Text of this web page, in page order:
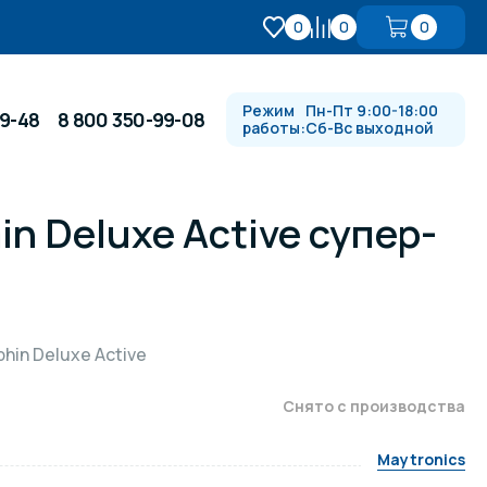
0 0 0
Противотоки и гидромассажи
душевые стойки
Спортивный инвентарь
48 8 800 350-99-08
Режим
работы:
Пн-Пт 9:00-18:00
Сб-Вс выходной
Deluxe Active супер-
Deluxe Active
Снято с производства
Maytronics